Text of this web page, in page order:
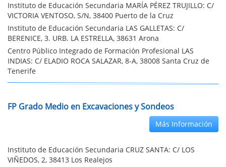
Instituto de Educación Secundaria MARÍA PÉREZ TRUJILLO: C/
VICTORIA VENTOSO, S/N, 38400 Puerto de la Cruz
Instituto de Educación Secundaria LAS GALLETAS: C/
BERENICE, 3. URB. LA ESTRELLA, 38631 Arona
Centro Público Integrado de Formación Profesional LAS
INDIAS: C/ ELADIO ROCA SALAZAR, 8-A, 38008 Santa Cruz de
Tenerife
FP Grado Medio en Excavaciones y Sondeos
Más Información
Instituto de Educación Secundaria CRUZ SANTA: C/ LOS
VIÑEDOS, 2, 38413 Los Realejos